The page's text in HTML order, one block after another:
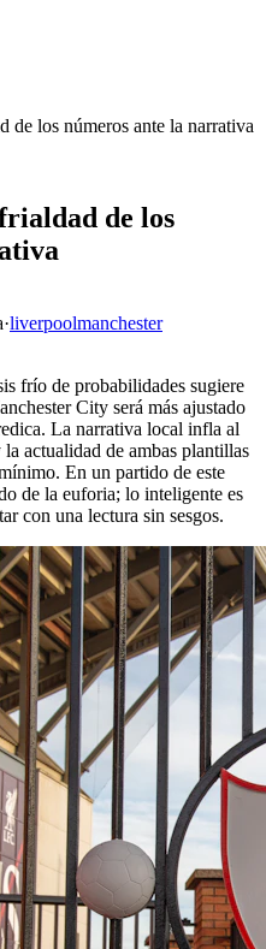
los números ante la narrativa
de los
·liverpoolmanchester
frío de probabilidades sugiere
City será más ajustado
La narrativa local infla al
actualidad de ambas plantillas
En un partido de este
de la euforia; lo inteligente es
con una lectura sin sesgos.